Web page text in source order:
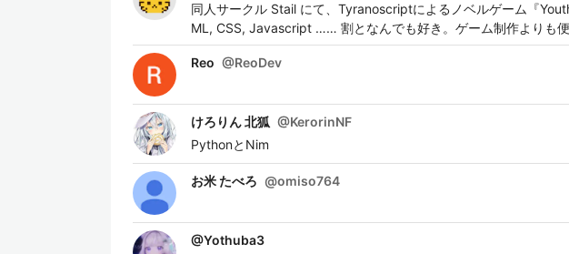
同人サークル Stail にて、Tyranoscriptによるノベルゲーム『
ML, CSS, Javascript …… 割となんでも好き。ゲーム制作よりも
Reo @ReoDev
けろりん 北狐 @KerorinNF
PythonとNim
お米 たべろ @omiso764
@Yothuba3